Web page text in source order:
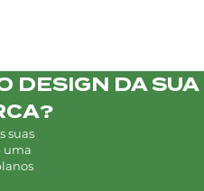
DESIGN DA SUA
suas
uma